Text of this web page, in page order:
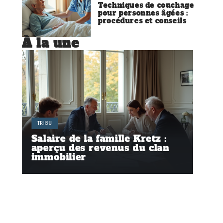
Techniques de couchage
pour personnes âgées :
procédures et conseils
À la une
TRIBU
Salaire de la famille Kretz :
aperçu des revenus du clan
immobilier